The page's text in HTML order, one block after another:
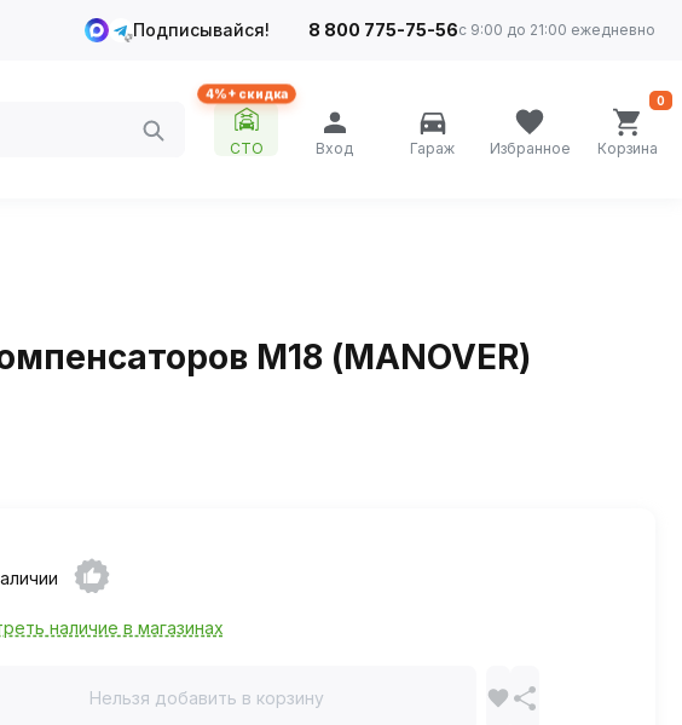
Подписывайся! 8 800 775-75-56с 9:00 до 21:00 ежедневно
4%+ скидка
СТО Вход Гараж Избранное Корзина
0
М18 (MANOVER)
наличие в магазинах
Нельзя добавить в корзину